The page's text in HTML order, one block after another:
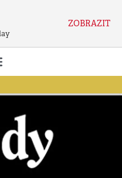
ZOBRAZIT